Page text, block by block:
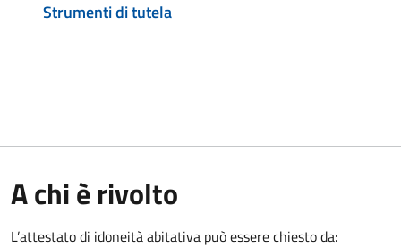
Strumenti di tutela
A chi è rivolto
L’attestato di idoneità abitativa può essere chiesto da: